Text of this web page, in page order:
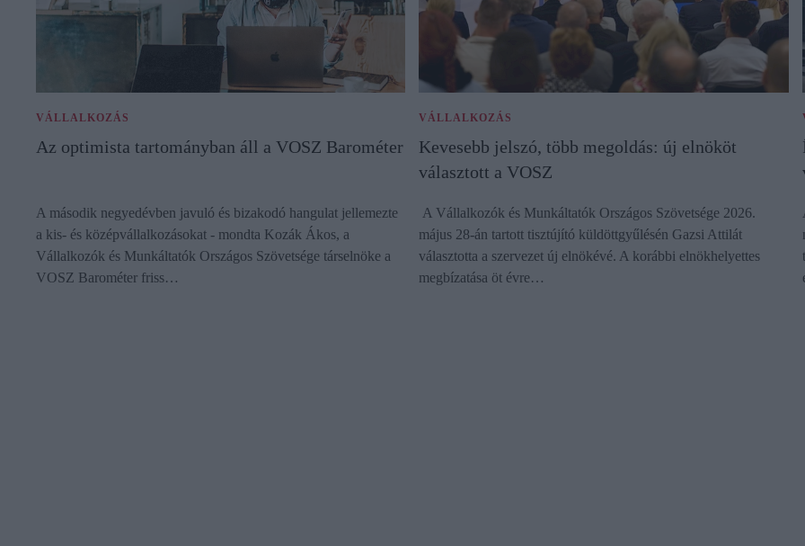
VÁLLALKOZÁS
Az optimista tartományban áll a VOSZ Barométer
A második negyedévben javuló és bizakodó hangulat jellemezte
a kis- és középvállalkozásokat - mondta Kozák Ákos, a
Vállalkozók és Munkáltatók Országos Szövetsége társelnöke a
VOSZ Barométer friss…
VÁLLALKOZÁS
Kevesebb jelszó, több megoldás: új elnököt
választott a VOSZ
A Vállalkozók és Munkáltatók Országos Szövetsége 2026.
május 28-án tartott tisztújító küldöttgyűlésén Gazsi Attilát
választotta a szervezet új elnökévé. A korábbi elnökhelyettes
megbízatása öt évre…